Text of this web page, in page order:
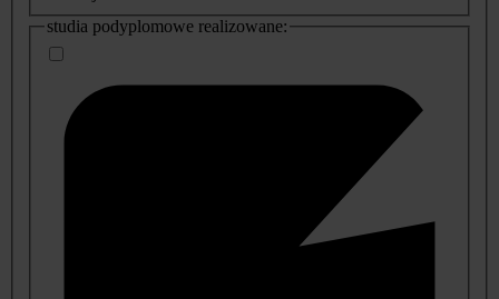
studia podyplomowe realizowane: